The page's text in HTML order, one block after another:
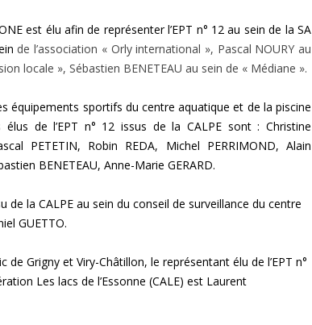
est élu afin de représenter l’EPT n° 12 au sein de la SA
de l’association « Orly international », Pascal NOURY au
locale », Sébastien BENETEAU au sein de « Médiane ».
équipements sportifs du centre aquatique et de la piscine
élus de l’EPT n° 12 issus de la CALPE sont : Christine
PETETIN, Robin REDA, Michel PERRIMOND,Alain
BENETEAU, Anne-Marie GERARD.
de la CALPE au sein du conseil de surveillance du centre
GUETTO.
de Grigny et Viry-Châtillon, le représentant élu de l’EPT n°
Les lacs de l’Essonne (CALE) est Laurent